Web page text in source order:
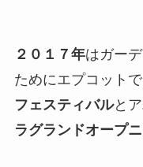
２０１７年はガー
ためにエプコット
フェスティバルと
ラグランドオープ